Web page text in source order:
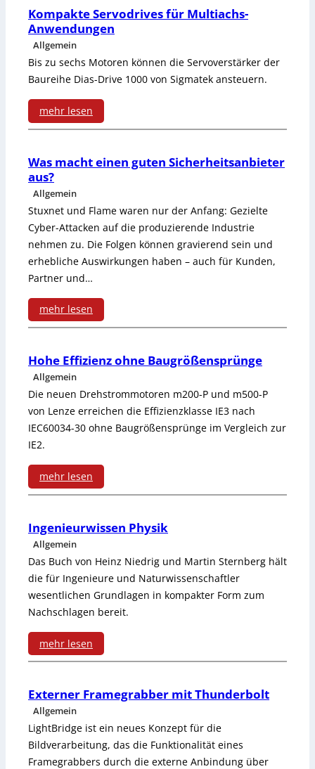
o
d
u
l
f
r
S
e
n
s
o
r
S
c
h
a
l
t
u
s
t
ä
n
d
e
V
i
e
r
K
a
n
a
l
-
M
a
s
c
h
i
n
e
b
e
r
w
c
u
n
g
Kompakte Servodrives für Multiachs-
Anwendungen
Allgemein
Bis zu sechs Motoren können die Servoverstärker der
Baureihe Dias-Drive 1000 von Sigmatek ansteuern.
mehr lesen
:
K
o
m
p
a
k
t
e
S
e
r
v
o
i
v
e
s
ü
M
u
l
Was macht einen guten Sicherheitsanbieter
aus?
Allgemein
Stuxnet und Flame waren nur der Anfang: Gezielte
Cyber-Attacken auf die produzierende Industrie
nehmen zu. Die Folgen können gravierend sein und
erhebliche Auswirkungen haben – auch für Kunden,
Partner und…
mehr lesen
:
W
a
s
m
c
t
e
i
n
e
n
u
t
e
Hohe Effizienz ohne Baugrößensprünge
Allgemein
Die neuen Drehstrommotoren m200-P und m500-P
von Lenze erreichen die Effizienzklasse IE3 nach
IEC60034-30 ohne Baugrößensprünge im Vergleich zur
IE2.
mehr lesen
:
H
o
h
e
ff
z
i
e
Ingenieurwissen Physik
Allgemein
Das Buch von Heinz Niedrig und Martin Sternberg hält
die für Ingenieure und Naturwissenschaftler
wesentlichen Grundlagen in kompakter Form zum
Nachschlagen bereit.
mehr lesen
:
I
n
g
Externer Framegrabber mit Thunderbolt
Allgemein
LightBridge ist ein neues Konzept für die
Bildverarbeitung, das die Funktionalität eines
Framegrabbers durch die externe Anbindung über